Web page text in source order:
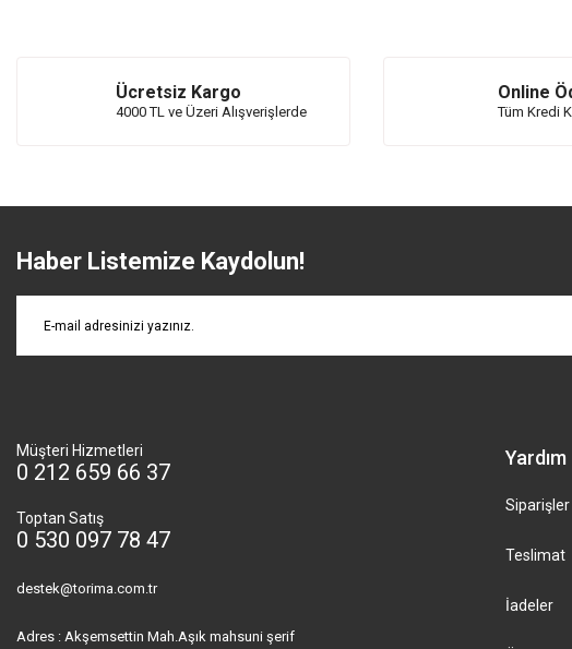
Ücretsiz Kargo
4000 TL ve Üzeri Alışverişlerde
Online
Tüm Kredi
Haber Listemize Kaydolun!
Müşteri Hizmetleri
0 212 659 66 37
Toptan Satış
0 530 097 78 47
destek@torima.com.tr
Adres : Akşemsettin Mah.Aşık mahsuni şerif
Yardım
Siparişler
Teslimat
İadeler